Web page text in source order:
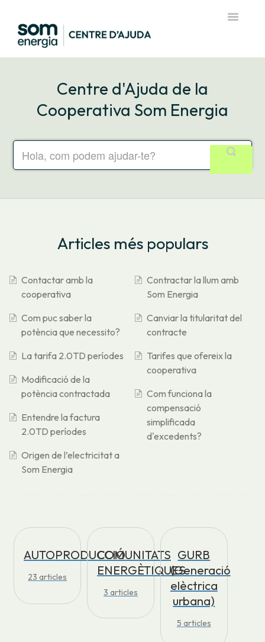
Toggle
Centre d'Ajuda de la
Cooperativa Som Energia
Articles més populars
Contactar amb la
cooperativa
Com puc saber la
potència que necessito?
La tarifa 2.0TD períodes
Modificació de la
potència contractada
Entendre la factura
2.0TD períodes
Origen de l’electricitat a
Som Energia
Contractar la llum amb
Som Energia
Canviar la titularitat del
contracte
Tarifes que ofereix la
cooperativa
Com funciona la
compensació
simplificada
d'excedents?
AUTOPRODUCCIÓ
23 articles
COMUNITATS
ENERGÈTIQUES
3 articles
GURB
(Generació
elèctrica
urbana)
5 articles